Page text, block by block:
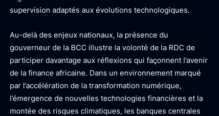
supervision adaptés aux évolutions technologiques.
Au-delà des enjeux nationaux, la présence du
gouverneur de la BCC illustre la volonté de la RDC de
participer davantage aux réflexions qui façonnent l’avenir
de la finance africaine. Dans un environnement marqué
par l’accélération de la transformation numérique,
l’émergence de nouvelles technologies financières et la
montée des risques climatiques, les banques centrales